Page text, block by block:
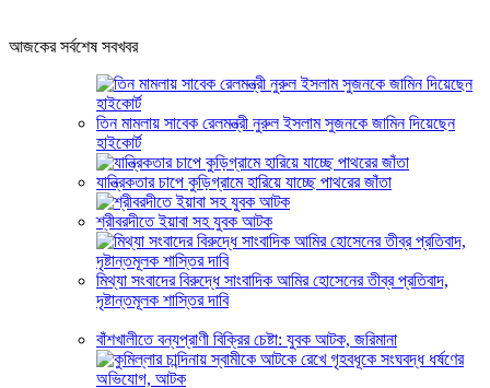
আজকের সর্বশেষ সবখবর
তিন মামলায় সাবেক রেলমন্ত্রী নুরুল ইসলাম সুজনকে জামিন দিয়েছেন
হাইকোর্ট
যান্ত্রিকতার চাপে কুড়িগ্রামে হারিয়ে যাচ্ছে পাথরের জাঁতা
শ্রীবরদীতে ইয়াবা সহ যুবক আটক
মিথ্যা সংবাদের বিরুদ্ধে সাংবাদিক আমির হোসেনের তীব্র প্রতিবাদ,
দৃষ্টান্তমূলক শাস্তির দাবি
বাঁশখালীতে বন্যপ্রাণী বিক্রির চেষ্টা: যুবক আটক, জরিমানা